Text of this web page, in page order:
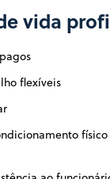
vida
flexíveis